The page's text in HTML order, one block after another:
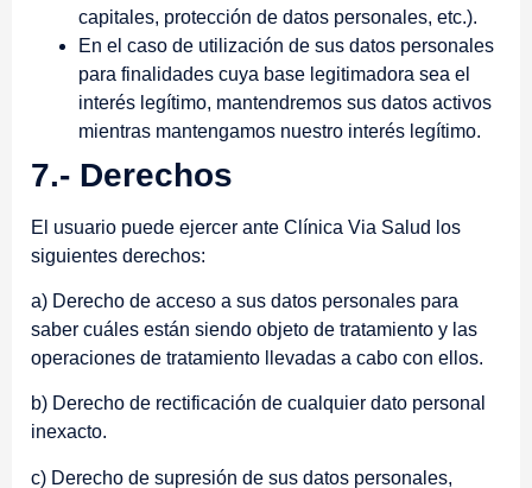
capitales, protección de datos personales, etc.).
En el caso de utilización de sus datos personales
para finalidades cuya base legitimadora sea el
interés legítimo, mantendremos sus datos activos
mientras mantengamos nuestro interés legítimo.
7.- Derechos
El usuario puede ejercer ante Clínica Via Salud los
siguientes derechos:
a) Derecho de acceso a sus datos personales para
saber cuáles están siendo objeto de tratamiento y las
operaciones de tratamiento llevadas a cabo con ellos.
b) Derecho de rectificación de cualquier dato personal
inexacto.
c) Derecho de supresión de sus datos personales,